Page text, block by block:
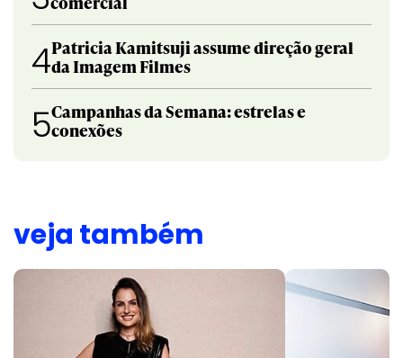
4Patricia Kamitsuji assume direção geral
da Imagem Filmes
5Campanhas da Semana: estrelas e
conexões
veja também